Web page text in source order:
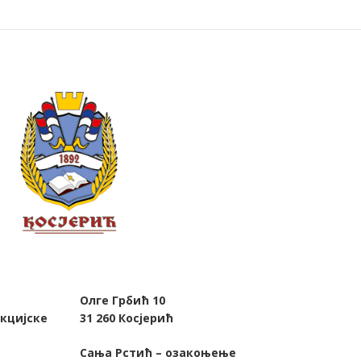
Олге Грбић 10
31 260 Косјерић
Сања Рстић – озакоњење